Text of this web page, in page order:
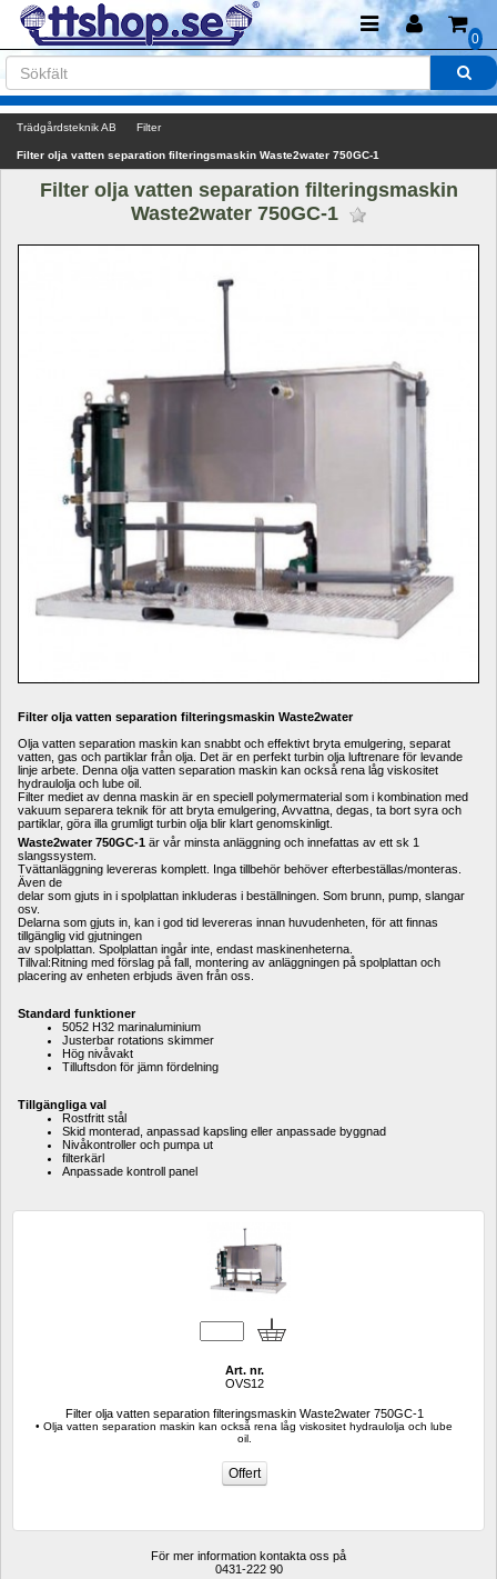
0
Trädgårdsteknik AB Filter
Filter olja vatten separation filteringsmaskin Waste2water 750GC-1
Filter olja vatten separation filteringsmaskin
Waste2water 750GC-1
Filter olja vatten separation filteringsmaskin Waste2water
Olja vatten separation maskin kan snabbt och effektivt bryta emulgering, separat
vatten, gas och partiklar från olja. Det är en perfekt turbin olja luftrenare för levande
linje arbete. Denna olja vatten separation maskin kan också rena låg viskositet
hydraulolja och lube oil.
Filter mediet av denna maskin är en speciell polymermaterial som i kombination med
vakuum separera teknik för att bryta emulgering, Avvattna, degas, ta bort syra och
partiklar, göra illa grumligt turbin olja blir klart genomskinligt.
Waste2water 750GC-1 är vår minsta anläggning och innefattas av ett sk 1
slangssystem.
Tvättanläggning levereras komplett. Inga tillbehör behöver efterbeställas/monteras.
Även de
delar som gjuts in i spolplattan inkluderas i beställningen. Som brunn, pump, slangar
osv.
Delarna som gjuts in, kan i god tid levereras innan huvudenheten, för att finnas
tillgänglig vid gjutningen
av spolplattan. Spolplattan ingår inte, endast maskinenheterna.
Tillval:Ritning med förslag på fall, montering av anläggningen på spolplattan och
placering av enheten erbjuds även från oss.
Standard funktioner
5052 H32 marinaluminium
Justerbar rotations skimmer
Hög nivåvakt
Tilluftsdon för jämn fördelning
Tillgängliga val
Rostfritt stål
Skid monterad, anpassad kapsling eller anpassade byggnad
Nivåkontroller och pumpa ut
filterkärl
Anpassade kontroll panel
Art. nr.
OVS12
Filter olja vatten separation filteringsmaskin Waste2water 750GC-1
• Olja vatten separation maskin kan också rena låg viskositet hydraulolja och lube
oil.
För mer information kontakta oss på
0431-222 90